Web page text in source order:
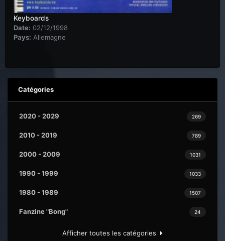
Keyboards
Date: 02/12/1998
Pays: Allemagne
Catégories
269
2020 - 2029
789
2010 - 2019
1031
2000 - 2009
1033
1990 - 1999
1507
1980 - 1989
24
Fanzine "Bong"
Afficher toutes les catégories